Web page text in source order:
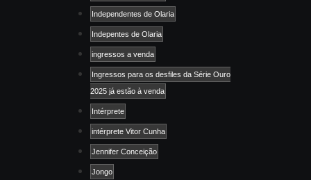
Independentes de Olaria
Indepentes de Olaria
ingressos a venda
Ingressos para os desfiles da Série Ouro
2025 já estão à venda
Intérprete
intérprete Vitor Cunha
Jennifer Conceição
Jongo